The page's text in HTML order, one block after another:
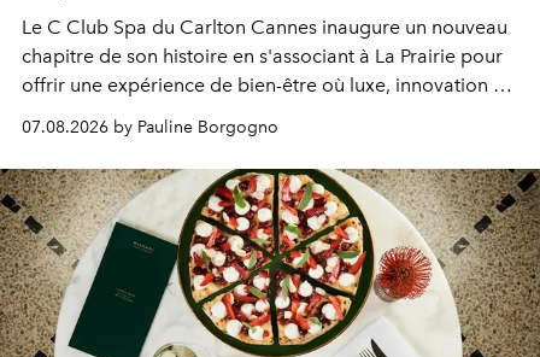
Le C Club Spa du Carlton Cannes inaugure un nouveau
chapitre de son histoire en s'associant à La Prairie pour
offrir une expérience de bien-être où luxe, innovation et
07.08.2026 by Pauline Borgogno